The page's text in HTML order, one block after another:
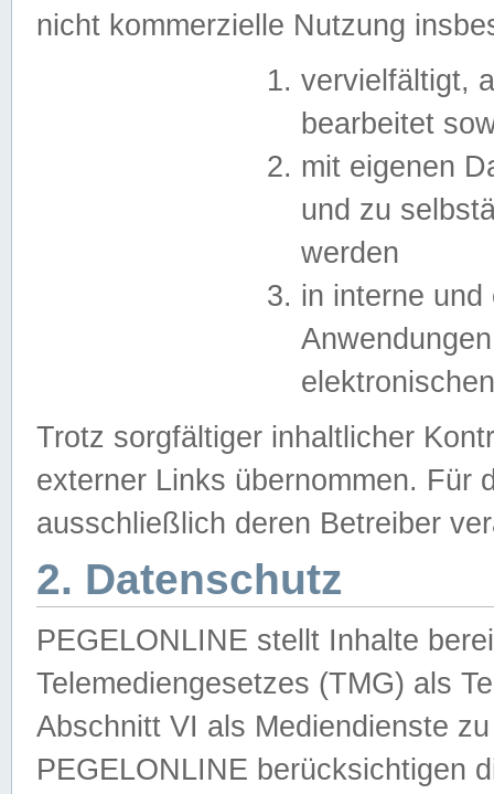
nicht kommerzielle Nutzung
vervielfältigt,
bearbeitet
mit eigenen
und zu
werden
in interne
Trotz sorgfältiger inhaltlicher
externer Links übernommen. Für
ausschließlich deren Betreiber
2. Datenschutz
PEGELONLINE stellt Inhalte
Telemediengesetzes (TMG) als
Abschnitt VI als Mediendienste
PEGELONLINE berücksichtigen